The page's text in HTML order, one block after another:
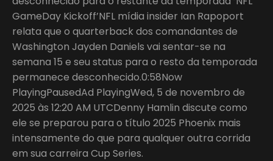
GameDay Kickoff’NFL mídia insider Ian Rapoport
relata que o quarterback dos comandantes de
Washington Jayden Daniels vai sentar-se na
semana 15 e seu status para o resto da temporada
permanece desconhecido.0:58Now
PlayingPausedAd PlayingWed, 5 de novembro de
2025 às 12:20 AM UTCDenny Hamlin discute como
ele se preparou para o título 2025 Phoenix mais
intensamente do que para qualquer outra corrida
em sua carreira Cup Series.